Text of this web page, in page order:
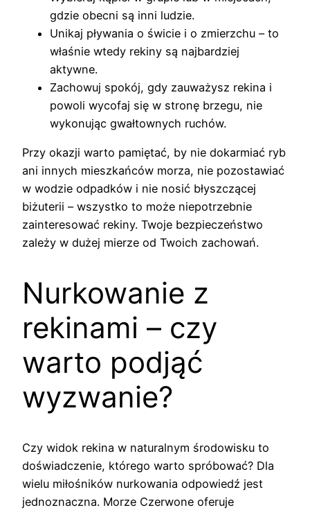
gdzie obecni są inni ludzie.
Unikaj pływania o świcie i o zmierzchu – to
właśnie wtedy rekiny są najbardziej
aktywne.
Zachowuj spokój, gdy zauważysz rekina i
powoli wycofaj się w stronę brzegu, nie
wykonując gwałtownych ruchów.
Przy okazji warto pamiętać, by nie dokarmiać ryb
ani innych mieszkańców morza, nie pozostawiać
w wodzie odpadków i nie nosić błyszczącej
biżuterii – wszystko to może niepotrzebnie
zainteresować rekiny. Twoje bezpieczeństwo
zależy w dużej mierze od Twoich zachowań.
Nurkowanie z
rekinami – czy
warto podjąć
wyzwanie?
Czy widok rekina w naturalnym środowisku to
doświadczenie, którego warto spróbować? Dla
wielu miłośników nurkowania odpowiedź jest
jednoznaczna. Morze Czerwone oferuje